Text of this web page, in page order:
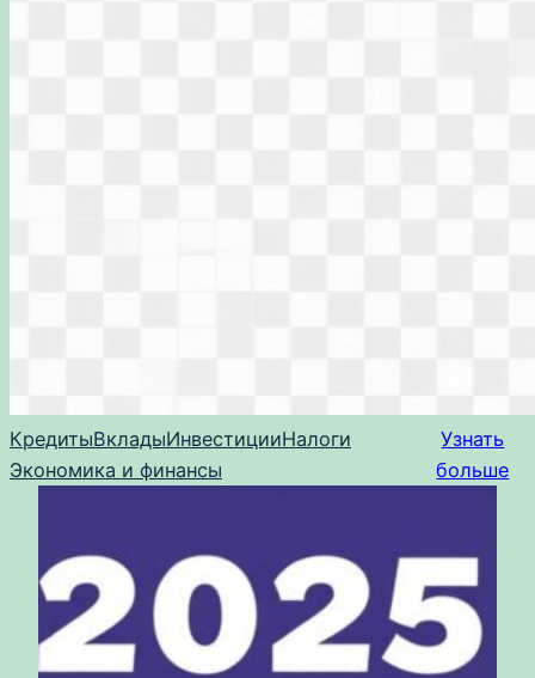
КредитыВкладыИнвестицииНалоги
Экономика и финансы
Узнать
больше